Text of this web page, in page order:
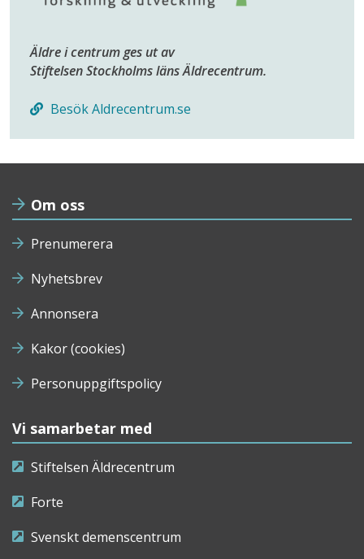
Äldre i centrum ges ut av
Stiftelsen Stockholms läns Äldrecentrum.
Besök Aldrecentrum.se
Om oss
Prenumerera
Nyhetsbrev
Annonsera
Kakor (cookies)
Personuppgiftspolicy
Vi samarbetar med
Stiftelsen Äldrecentrum
Forte
Svenskt demenscentrum